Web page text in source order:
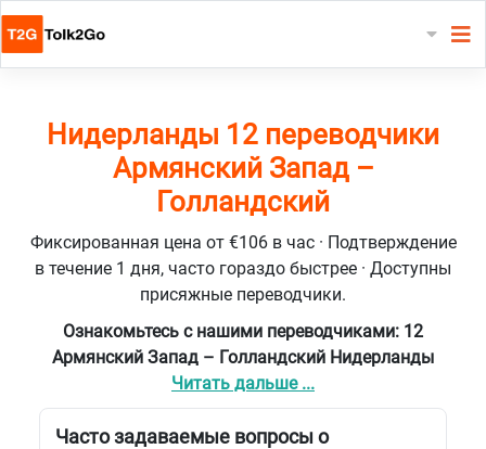
Нидерланды 12 переводчики
Армянский Запад –
Голландский
Фиксированная цена от €106 в час · Подтверждение
в течение 1 дня, часто гораздо быстрее · Доступны
присяжные переводчики.
Ознакомьтесь с нашими переводчиками: 12
Армянский Запад – Голландский Нидерланды
Читать дальше ...
Часто задаваемые вопросы о